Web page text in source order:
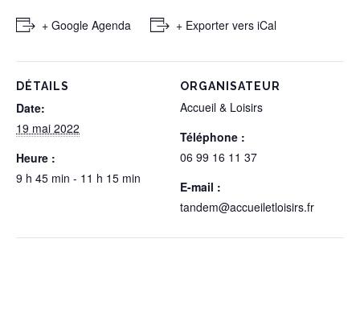
+ Google Agenda + Exporter vers iCal
DÉTAILS
Date:
19 mai 2022
Heure :
9 h 45 min - 11 h 15 min
ORGANISATEUR
Accueil & Loisirs
Téléphone :
06 99 16 11 37
E-mail :
tandem@accueiletloisirs.fr